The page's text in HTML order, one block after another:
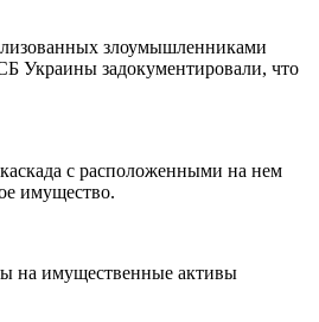
злоумышленниками
Украины задокументировали, что
с расположенными на нем
имущество.
на имущественные активы